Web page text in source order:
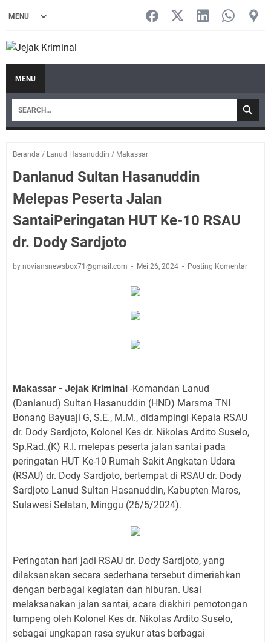
MENU
Beranda / Lanud Hasanuddin / Makassar
Danlanud Sultan Hasanuddin
Melepas Peserta Jalan
SantaiPeringatan HUT Ke-10 RSAU
dr. Dody Sardjoto
by noviansnewsbox71@gmail.com Mei 26, 2024 Posting Komentar
Makassar - Jejak Kriminal -Komandan Lanud
(Danlanud) Sultan Hasanuddin (HND) Marsma TNI
Bonang Bayuaji G, S.E., M.M., didampingi Kepala RSAU
dr. Dody Sardjoto, Kolonel Kes dr. Nikolas Ardito Suselo,
Sp.Rad.,(K) R.I. melepas peserta jalan santai pada
peringatan HUT Ke-10 Rumah Sakit Angkatan Udara
(RSAU) dr. Dody Sardjoto, bertempat di RSAU dr. Dody
Sardjoto Lanud Sultan Hasanuddin, Kabupten Maros,
Sulawesi Selatan, Minggu (26/5/2024).
Peringatan hari jadi RSAU dr. Dody Sardjoto, yang
dilaksanakan secara sederhana tersebut dimeriahkan
dengan berbagai kegiatan dan hiburan. Usai
melaksanakan jalan santai, acara diakhiri pemotongan
tumpeng oleh Kolonel Kes dr. Nikolas Ardito Suselo,
sebagai ungkapan rasa syukur atas berbagai